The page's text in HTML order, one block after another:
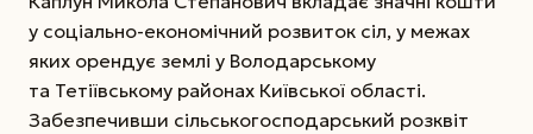
у соціально-економічний розвиток сіл, у межах
яких орендує землі у Володарському
та Тетіївському районах Київської області.
Забезпечивши сільськогосподарський розквіт